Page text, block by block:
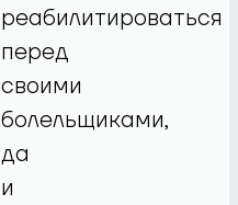
реабилитироваться
перед
своими
болельщиками,
да
и